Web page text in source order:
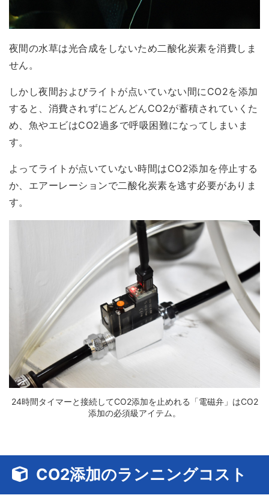
夜間の水草は光合成をしないため二酸化炭素を消費しま
せん。
しかし夜間およびライトが点いていない間にCO2を添加
すると、消費されずにどんどんCO2が蓄積されていく た
め、魚やエビはCO2過多で呼吸困難になってしまいま
す。
よってライトが点いていない時間はCO2添加を停止する
か、エアーレーションで二酸化炭素を逃す必要がありま
す。
24時間タイマーと接続してCO2添加を止めれる「電磁弁」はCO2
添加の必須級アイテム。
CO2添加のランニングコスト